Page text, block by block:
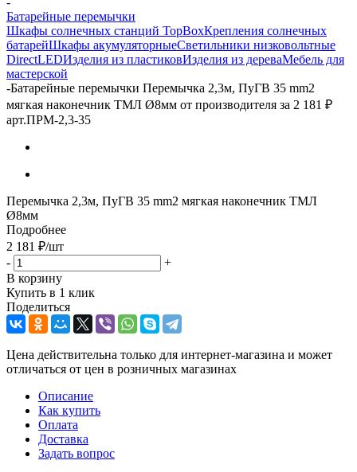
Батарейные перемычки
Шкафы солнечных станций TopBoxКрепления солнечных
батарейШкафы акумуляторныеСветильники низковольтные
DirectLEDИзделия из пластиковИзделия из дереваМебель для
мастерской
-Батарейные перемычки Перемычка 2,3м, ПуГВ 35 mm2
мягкая наконечник ТМЛ Ø8мм от производителя за 2 181 ₽
арт.ПРМ-2,3-35
Перемычка 2,3м, ПуГВ 35 mm2 мягкая наконечник ТМЛ
Ø8мм
Подробнее
2 181 ₽/шт
-
+
В корзину
Купить в 1 клик
Поделиться
Цена действительна только для интернет-магазина и может
отличаться от цен в розничных магазинах
Описание
Как купить
Оплата
Доставка
Задать вопрос